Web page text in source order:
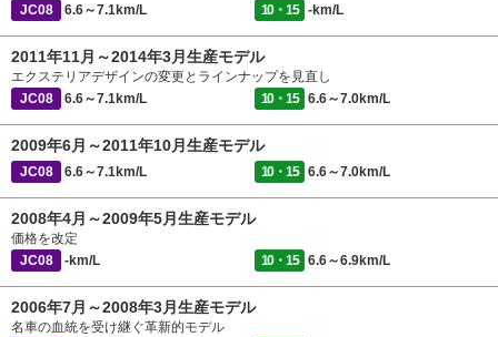
JC08 6.6～7.1km/L 10・15 -km/L
2011年11月～2014年3月生産モデル
エクステリアデザインの変更とラインナップを見直し
JC08
6.6～7.1km/L 10・15 6.6～7.0km/L
2009年6月～2011年10月生産モデル
JC08 6.6～7.1km/L 10・15 6.6～7.0km/L
2008年4月～2009年5月生産モデル
価格を改定
JC08
-km/L 10・15 6.6～6.9km/L
2006年7月～2008年3月生産モデル
名車の血統を受け継ぐ革新的モデル